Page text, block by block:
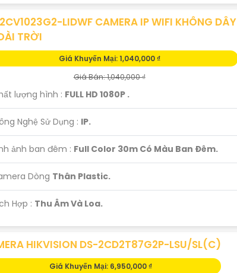
LIDWF CAMERA IP WIFI KHÔNG DÂY
TRỜI
Giá Khuyến Mại: 1,040,000 ₫
Giá Bán: 1,040,000 ₫
lượng hình : FULL HD 1080P .
Nghệ Sử Dụng : IP.
ảnh ban đêm : Full Color 30m Có Màu Ban Ðêm.
Dòng Thân Plastic.
Hợp : Thu Âm Và Loa.
HIKVISION DS-2CD2T87G2P-LSU/SL(C)
Giá Khuyến Mại: 6,950,000 ₫